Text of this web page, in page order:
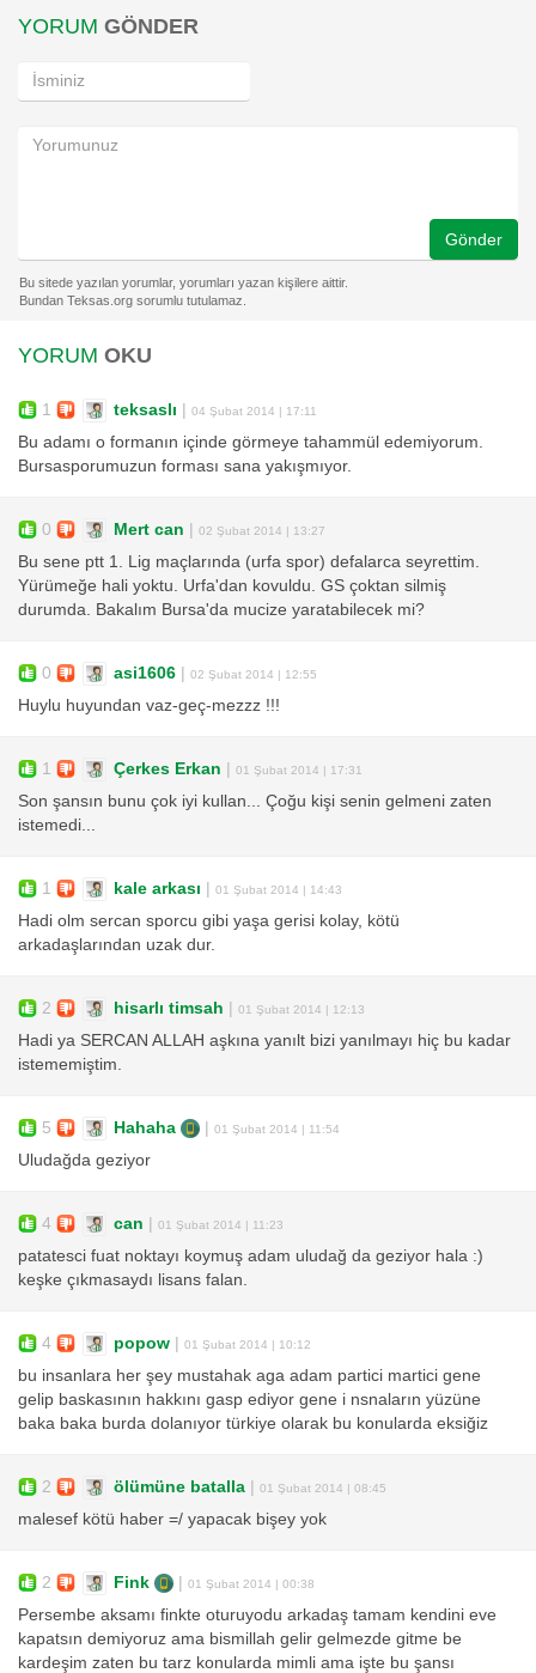
YORUM GÖNDER
Gönder
YORUM OKU
1 teksaslı | 04 Şubat 2014 | 17:11
Bu adamı o formanın içinde görmeye tahammül edemiyorum.
Bursasporumuzun forması sana yakışmıyor.
0 Mert can | 02 Şubat 2014 | 13:27
Bu sene ptt 1. Lig maçlarında (urfa spor) defalarca seyrettim.
Yürümeğe hali yoktu. Urfa'dan kovuldu. GS çoktan silmiş
durumda. Bakalım Bursa'da mucize yaratabilecek mi?
0 asi1606 | 02 Şubat 2014 | 12:55
Huylu huyundan vaz-geç-mezzz !!!
1 Çerkes Erkan | 01 Şubat 2014 | 17:31
Son şansın bunu çok iyi kullan... Çoğu kişi senin gelmeni zaten
istemedi...
1 kale arkası | 01 Şubat 2014 | 14:43
Hadi olm sercan sporcu gibi yaşa gerisi kolay, kötü
arkadaşlarından uzak dur.
2 hisarlı timsah | 01 Şubat 2014 | 12:13
Hadi ya SERCAN ALLAH aşkına yanılt bizi yanılmayı hiç bu kadar
istememiştim.
5 Hahaha | 01 Şubat 2014 | 11:54
Uludağda geziyor
4 can | 01 Şubat 2014 | 11:23
patatesci fuat noktayı koymuş adam uludağ da geziyor hala :)
keşke çıkmasaydı lisans falan.
4 popow | 01 Şubat 2014 | 10:12
bu insanlara her şey mustahak aga adam partici martici gene
gelip baskasının hakkını gasp ediyor gene i nsnaların yüzüne
baka baka burda dolanıyor türkiye olarak bu konularda eksiğiz
2 ölümüne batalla | 01 Şubat 2014 | 08:45
malesef kötü haber =/ yapacak bişey yok
2 Fink | 01 Şubat 2014 | 00:38
Persembe aksamı finkte oturuyodu arkadaş tamam kendini eve
kapatsın demiyoruz ama bismillah gelir gelmezde gitme be
kardeşim zaten bu tarz konularda mimli ama işte bu şansı